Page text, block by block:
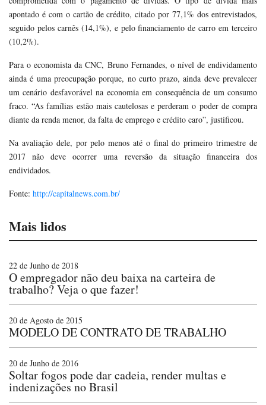
apontado é com o cartão de crédito, citado por 77,1% dos entrevistados,
seguido pelos carnês (14,1%), e pelo financiamento de carro em terceiro
(10,2%).
Para o economista da CNC, Bruno Fernandes, o nível de endividamento
ainda é uma preocupação porque, no curto prazo, ainda deve prevalecer
um cenário desfavorável na economia em consequência de um consumo
fraco. “As famílias estão mais cautelosas e perderam o poder de compra
diante da renda menor, da falta de emprego e crédito caro”, justificou.
Na avaliação dele, por pelo menos até o final do primeiro trimestre de
2017 não deve ocorrer uma reversão da situação financeira dos
endividados.
Fonte: http://capitalnews.com.br/
Mais lidos
22 de Junho de 2018
O empregador não deu baixa na carteira de
trabalho? Veja o que fazer!
20 de Agosto de 2015
MODELO DE CONTRATO DE TRABALHO
20 de Junho de 2016
Soltar fogos pode dar cadeia, render multas e
indenizações no Brasil